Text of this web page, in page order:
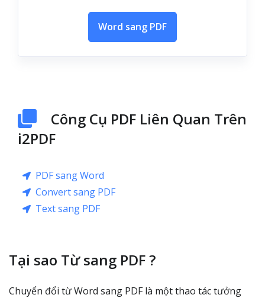
Word sang PDF
Công Cụ PDF Liên Quan Trên
i2PDF
PDF sang Word
Convert sang PDF
Text sang PDF
Tại sao Từ sang PDF ?
Chuyển đổi từ Word sang PDF là một thao tác tưởng